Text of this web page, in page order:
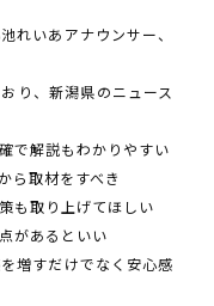
れいあアナウンサー、
り、新潟県のニュース
で解説もわかりやすい
ら取材をすべき
も取り上げてほしい
があるといい
増すだけでなく安心感